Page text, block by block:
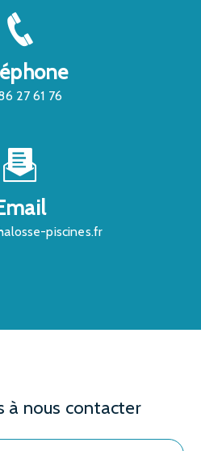
86 27 61 76
piscines.fr
à nous contacter